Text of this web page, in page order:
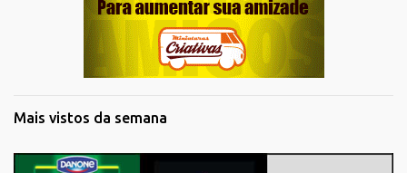
Mais vistos da semana